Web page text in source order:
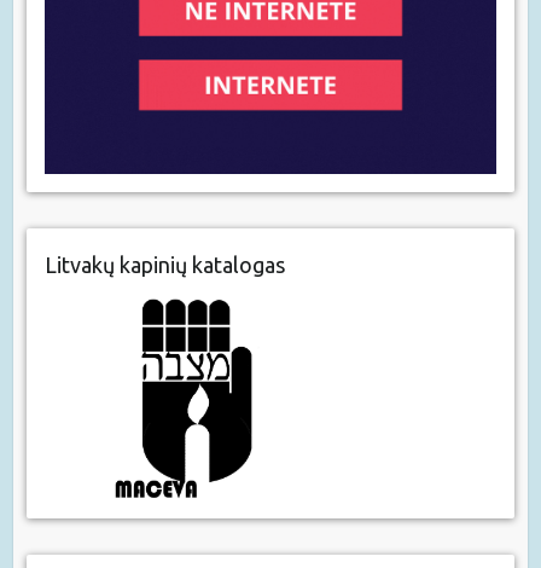
Litvakų kapinių katalogas